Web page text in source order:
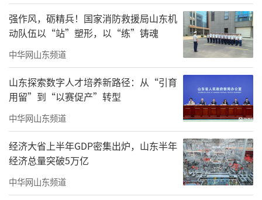
会议指出，回顾一年来的工作实践，山东
省地矿局深刻体会到：做好新时代地矿工作，
必须胸怀“国之大者”，必须聚焦主责主业，
必须坚持创新驱动，必须加强内部管理，必须
深化融合发展，必须强化队伍建设。
会议强调，“十五五”时期是我国基本实
现社会主义现代化夯实基础、全面发力的关键
时期，是山东省基本建成新时代社会主义现代
化强省承前启后的关键时期，也是山东省地矿
局冲刺全国一流现代化地质强局的决胜时期。
强作风，砺精兵！国家消防救援局山东机
动队伍以“站”塑形，以“练”铸魂
中华网山东频道
山东探索数字人才培养新路径：从“引育
用留”到“以赛促产”转型
中华网山东频道
经济大省上半年GDP密集出炉，山东半年
经济总量突破5万亿
中华网山东频道